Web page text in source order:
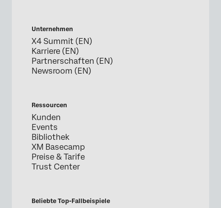
Unternehmen
X4 Summit (EN)
Karriere (EN)
Partnerschaften (EN)
Newsroom (EN)
Ressourcen
Kunden
Events
Bibliothek
XM Basecamp
Preise & Tarife
Trust Center
Beliebte Top-Fallbeispiele